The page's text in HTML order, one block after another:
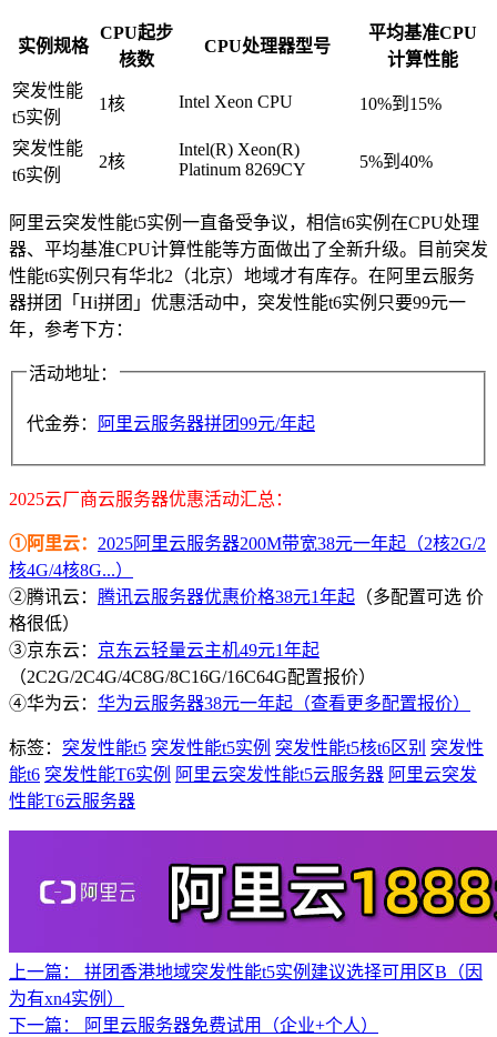
实例规格
CPU起步
核数
CPU处理器型号
平均基准CPU
计算性能
突发性能
t5实例
1核 Intel Xeon CPU 10%到15%
突发性能
t6实例
2核
Intel(R) Xeon(R)
Platinum 8269CY
5%到40%
阿里云突发性能t5实例一直备受争议，相信t6实例在CPU处理
器、平均基准CPU计算性能等方面做出了全新升级。目前突发
性能t6实例只有华北2（北京）地域才有库存。在阿里云服务
器拼团「Hi拼团」优惠活动中，突发性能t6实例只要99元一
年，参考下方：
活动地址：
代金券： 阿里云服务器拼团99元/年起
2025云厂商云服务器优惠活动汇总：
①阿里云： 2025阿里云服务器200M带宽38元一年起（2核2G/2
核4G/4核8G...）
②腾讯云： 腾讯云服务器优惠价格38元1年起 （多配置可选 价
格很低）
③京东云： 京东云轻量云主机49元1年起
（2C2G/2C4G/4C8G/8C16G/16C64G配置报价）
④华为云： 华为云服务器38元一年起（查看更多配置报价）
标签： 突发性能t5 突发性能t5实例 突发性能t5核t6区别 突发性
能t6 突发性能T6实例 阿里云突发性能t5云服务器 阿里云突发
性能T6云服务器
上一篇：
拼团香港地域突发性能t5实例建议选择可用区B（因
为有xn4实例）
下一篇：
阿里云服务器免费试用（企业+个人）